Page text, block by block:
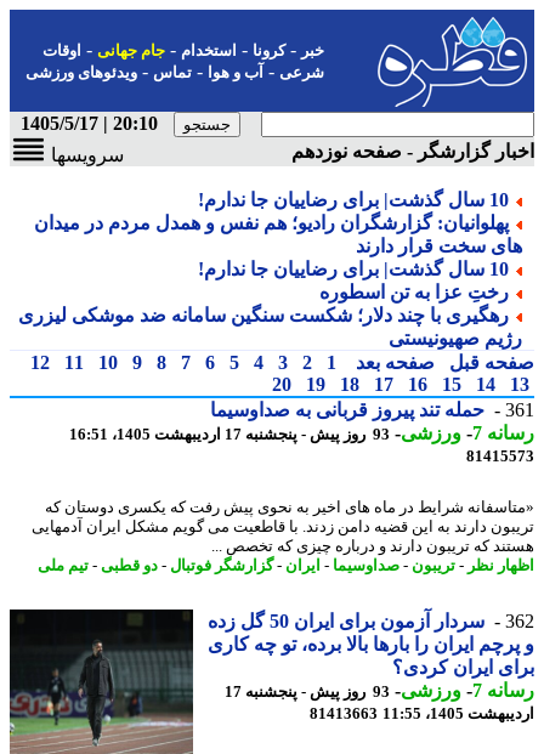
-کرونا-استخدام- جام جهانی-اوقات
شرعی-آب و هوا-تماس-ویدئوهای ورزشی
20:10 | 1405/5/17
گزارشگر - صفحه نوزدهم
سرویسها
10 سال گذشت| برای رضاییان جا ندارم!
پهلوانیان: گزارشگران رادیو؛ هم نفس و همدل مردم در میدان
سخت قرار دارند
10 سال گذشت| برای رضاییان جا ندارم!
رختِ عزا به تن اسطوره
رهگیری با چند دلار؛ شکست سنگین سامانه ضد موشکی لیزری
صهیونیستی
قبل صفحه بعد 1
2
3
4
5
6
7
8
9
10
11
12
14
15
16
17
18
19
20
حمله تند پیروز قربانی به صداوسیما
7
-ورزشی-93 روز پیش - پنجشنبه 17 اردیبهشت 1405، 16:51
شرایط در ماه های اخیر به نحوی پیش رفت که یکسری دوستان که
دارند به این قضیه دامن زدند. با قاطعیت می گویم مشکل ایران آدمهایی
که تریبون دارند و درباره چیزی که تخصص ...
نظر -تریبون -صداوسیما-ایران - گزارشگر فوتبال-دو قطبی-تیم ملی
سردار آزمون برای ایران 50 گل زده
ایران را بارها بالا برده، تو چه کاری
ایران کردی؟
7
-ورزشی-
93 روز پیش - پنجشنبه 17
1405، 11:55
81413663